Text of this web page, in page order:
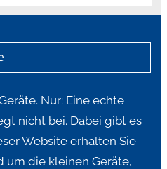
Nur: Eine echte
nicht bei. Dabei gibt es
Website erhalten Sie
um die kleinen Geräte,